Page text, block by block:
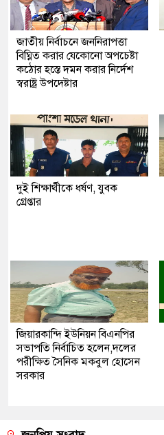
জাতীয় নির্বাচনে জননিরাপত্তা
বিঘ্নিত করার যেকোনো অপচেষ্টা
কঠোর হস্তে দমন করার নির্দেশ
স্বরাষ্ট্র উপদেষ্টার
দুই শিক্ষার্থীকে ধর্ষণ, যুবক
গ্রেপ্তার
জিয়ারকান্দি ইউনিয়ন বিএনপির
সভাপতি নির্বাচিত হলেন,দলের
পরীক্ষিত সৈনিক মকবুল হোসেন
সরকার